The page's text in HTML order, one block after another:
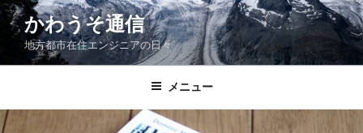
コ
ン
ン
ス
かわうそ通信
地方都市在住エンジニアの日々
メニュー